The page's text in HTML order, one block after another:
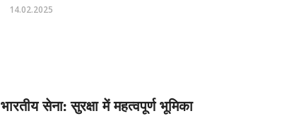
14.02.2025
भारतीय सेना: सुरक्षा में महत्वपूर्ण भूमिका